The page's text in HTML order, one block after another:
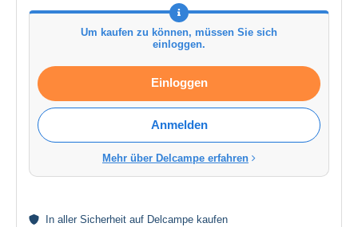
Um kaufen zu können, müssen Sie sich
einloggen.
Einloggen
Anmelden
Mehr über Delcampe erfahren
In aller Sicherheit auf Delcampe kaufen